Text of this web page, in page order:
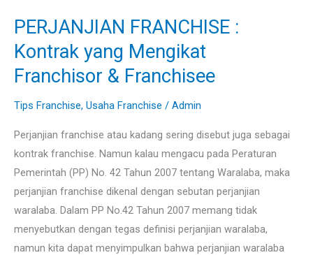
PERJANJIAN FRANCHISE :
Kontrak yang Mengikat
Franchisor & Franchisee
Tips Franchise, Usaha Franchise / Admin
Perjanjian franchise atau kadang sering disebut juga sebagai
kontrak franchise. Namun kalau mengacu pada Peraturan
Pemerintah (PP) No. 42 Tahun 2007 tentang Waralaba, maka
perjanjian franchise dikenal dengan sebutan perjanjian
waralaba. Dalam PP No.42 Tahun 2007 memang tidak
menyebutkan dengan tegas definisi perjanjian waralaba,
namun kita dapat menyimpulkan bahwa perjanjian waralaba
PERJANJIAN
FRANCHISE
Kontrak
yang
Franchisor
&
Franchisee